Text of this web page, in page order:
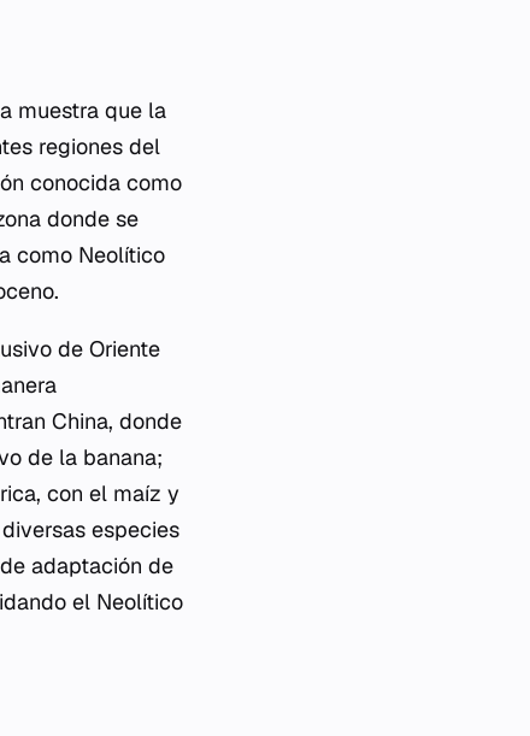
muestra que la
regiones del
conocida como
donde se
como Neolítico
de Oriente
China, donde
de la banana;
con el maíz y
especies
adaptación de
el Neolítico